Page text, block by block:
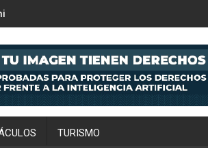
Cup 2026
TURISMO